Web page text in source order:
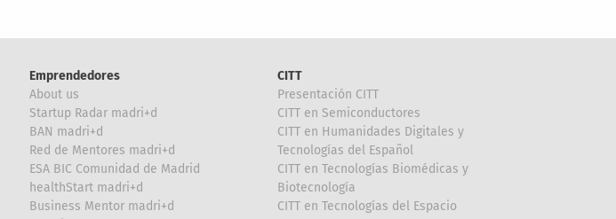
Emprendedores
About us
Startup Radar madri+d
BAN madri+d
Red de Mentores madri+d
ESA BIC Comunidad de Madrid
healthStart madri+d
Business Mentor madri+d
CITT
Presentación CITT
CITT en Semiconductores
CITT en Humanidades Digitales y
Tecnologías del Español
CITT en Tecnologías Biomédicas y
Biotecnología
CITT en Tecnologías del Espacio